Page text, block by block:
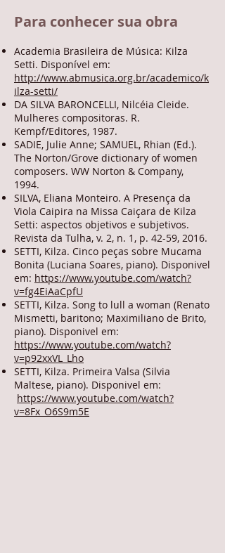
Para conhecer sua obra
Academia Brasileira de Música: Kilza
Setti. Disponível em:
http://www.abmusica.org.br/academico/k
ilza-setti/
DA SILVA BARONCELLI, Nilcéia Cleide.
Mulheres compositoras. R.
Kempf/Editores, 1987.
SADIE, Julie Anne; SAMUEL, Rhian (Ed.).
The Norton/Grove dictionary of women
composers. WW Norton & Company,
1994.
SILVA, Eliana Monteiro. A Presença da
Viola Caipira na Missa Caiçara de Kilza
Setti: aspectos objetivos e subjetivos.
Revista da Tulha, v. 2, n. 1, p. 42-59, 2016.
SETTI, Kilza. Cinco peças sobre Mucama
Bonita (Luciana Soares, piano). Disponivel
em: https://www.youtube.com/watch?
v=fg4EiAaCpfU
SETTI, Kilza. Song to lull a woman (Renato
Mismetti, baritono; Maximiliano de Brito,
piano). Disponivel em:
https://www.youtube.com/watch?
v=p92xxVL_Lho
SETTI, Kilza. Primeira Valsa (Silvia
Maltese, piano). Disponivel em:
https://www.youtube.com/watch?
v=8Fx_O6S9m5E